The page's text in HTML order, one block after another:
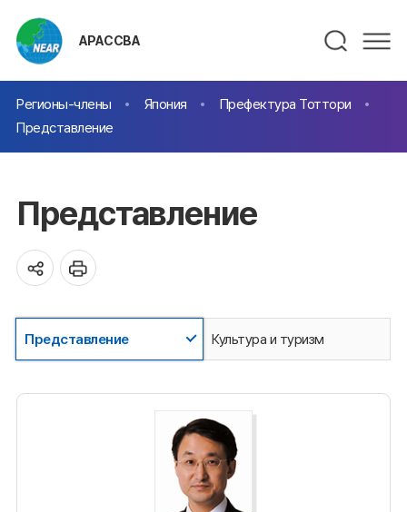
АРАССВА
Регионы-члены Япония
Префектура Тоттори
Представление
Представление
Представление Культура и туризм